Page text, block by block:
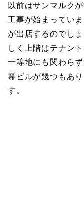
以前はサンマルク
工事が始まってい
が出店するのでし
しく上階はテナン
一等地にも関わら
霊ビルが幾つもあ
す。